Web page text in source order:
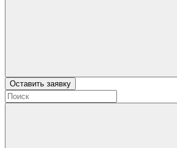
Оставить заявку